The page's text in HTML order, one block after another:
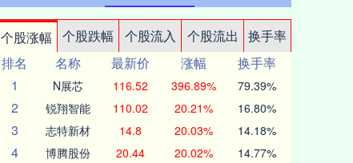
个股涨幅 个股跌幅 个股流入 个股流出
换手率
排名
名称 最新价 涨幅
换手率
1
N展芯 116.52 396.89% 79.39%
2 锐翔智能 110.02 20.21% 16.80%
3 志特新材 14.8 20.03% 14.18%
4 博腾股份 20.44 20.02% 14.77%